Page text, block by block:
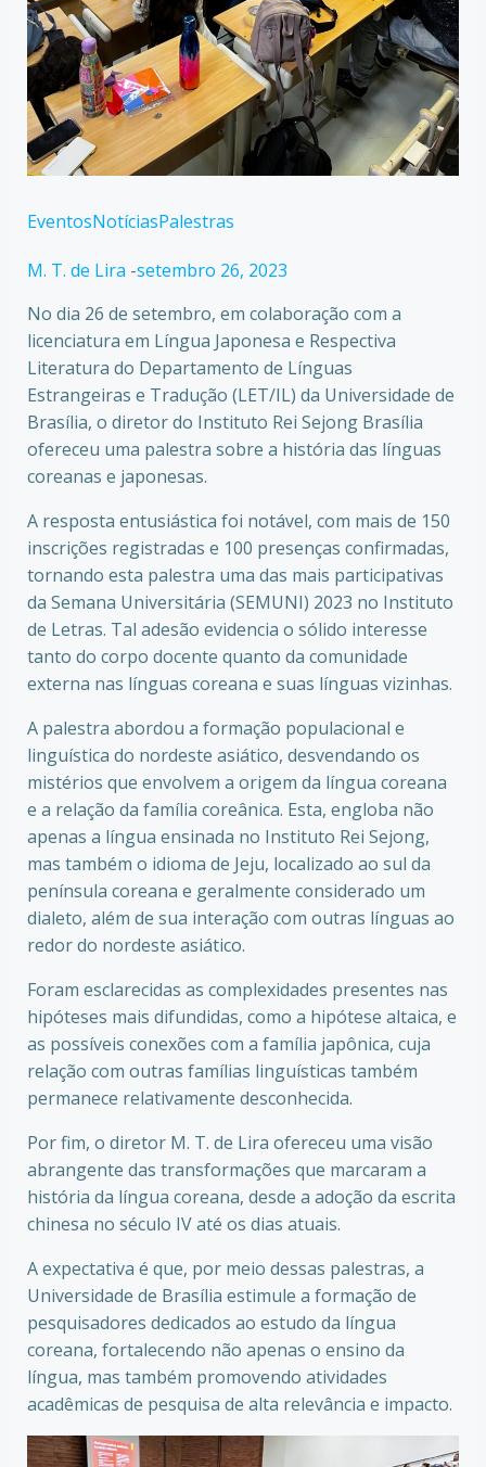
EventosNotíciasPalestras
M. T. de Lira -setembro 26, 2023
No dia 26 de setembro, em colaboração com a
licenciatura em Língua Japonesa e Respectiva
Literatura do Departamento de Línguas
Estrangeiras e Tradução (LET/IL) da Universidade de
Brasília, o diretor do Instituto Rei Sejong Brasília
ofereceu uma palestra sobre a história das línguas
coreanas e japonesas.
A resposta entusiástica foi notável, com mais de 150
inscrições registradas e 100 presenças confirmadas,
tornando esta palestra uma das mais participativas
da Semana Universitária (SEMUNI) 2023 no Instituto
de Letras. Tal adesão evidencia o sólido interesse
tanto do corpo docente quanto da comunidade
externa nas línguas coreana e suas línguas vizinhas.
A palestra abordou a formação populacional e
linguística do nordeste asiático, desvendando os
mistérios que envolvem a origem da língua coreana
e a relação da família coreânica. Esta, engloba não
apenas a língua ensinada no Instituto Rei Sejong,
mas também o idioma de Jeju, localizado ao sul da
península coreana e geralmente considerado um
dialeto, além de sua interação com outras línguas ao
redor do nordeste asiático.
Foram esclarecidas as complexidades presentes nas
hipóteses mais difundidas, como a hipótese altaica, e
as possíveis conexões com a família japônica, cuja
relação com outras famílias linguísticas também
permanece relativamente desconhecida.
Por fim, o diretor M. T. de Lira ofereceu uma visão
abrangente das transformações que marcaram a
história da língua coreana, desde a adoção da escrita
chinesa no século IV até os dias atuais.
A expectativa é que, por meio dessas palestras, a
Universidade de Brasília estimule a formação de
pesquisadores dedicados ao estudo da língua
coreana, fortalecendo não apenas o ensino da
língua, mas também promovendo atividades
acadêmicas de pesquisa de alta relevância e impacto.